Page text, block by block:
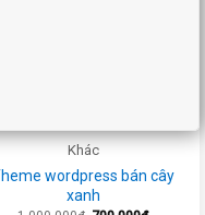
Khác
wordpress bán cây
xanh